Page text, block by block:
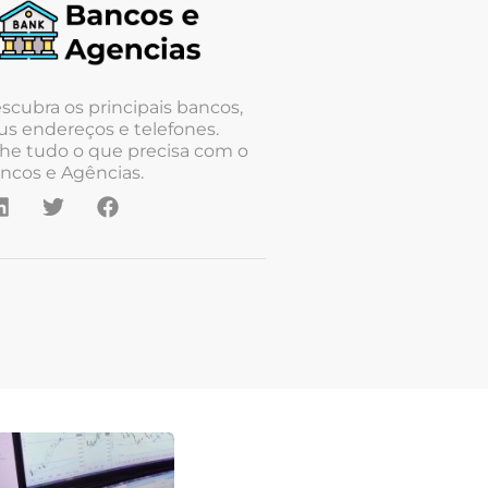
os principais bancos,
endereços e telefones.
tudo o que precisa com o
e Agências.